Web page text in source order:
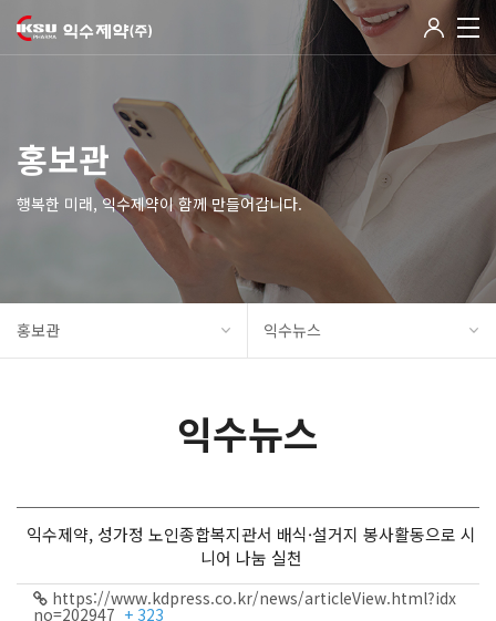
홍보관
행복한 미래, 익수제약이 함께 만들어갑니다.
홍보관 익수뉴스
익수뉴스
익수제약, 성가정 노인종합복지관서 배식·설거지 봉사활동으로 시
니어 나눔 실천
https://www.kdpress.co.kr/news/articleView.html?idx
no=202947 + 323